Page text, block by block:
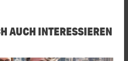
AUCH INTERESSIEREN